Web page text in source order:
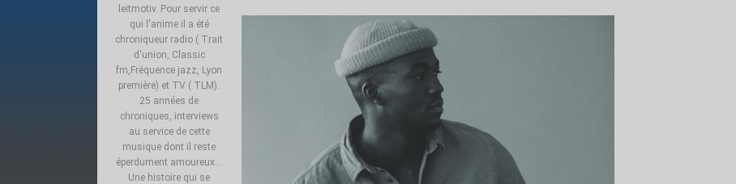
leitmotiv. Pour servir ce
qui l'anime il a été
chroniqueur radio ( Trait
d'union, Classic
fm,Fréquence jazz, Lyon
première) et TV ( TLM).
25 années de
chroniques, interviews
au service de cette
musique dont il reste
éperdument amoureux...
Une histoire qui se